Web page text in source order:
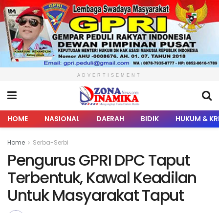
ADVERTISEMENT
HOME NASIONAL DAERAH BIDIK HUKUM &
Home Serba-Serbi
Pengurus GPRI DPC Taput
Terbentuk, Kawal Keadilan
Untuk Masyarakat Taput